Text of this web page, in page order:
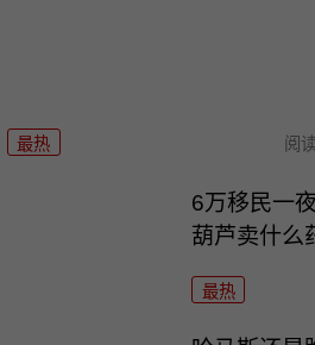
最热 阅
6万移民一
葫芦卖什么
最热